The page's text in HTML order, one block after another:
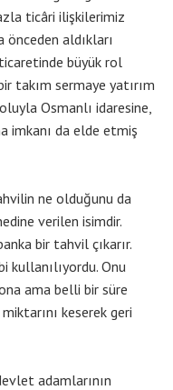
ticâri ilişkilerimiz
önceden aldıkları
büyük rol
takım sermaye yatırım
Osmanlı idaresine,
imkanı da elde etmiş
ne olduğunu da
verilen isimdir.
bir tahvil çıkarır.
kullanılıyordu. Onu
ama belli bir süre
keserek geri
adamlarının